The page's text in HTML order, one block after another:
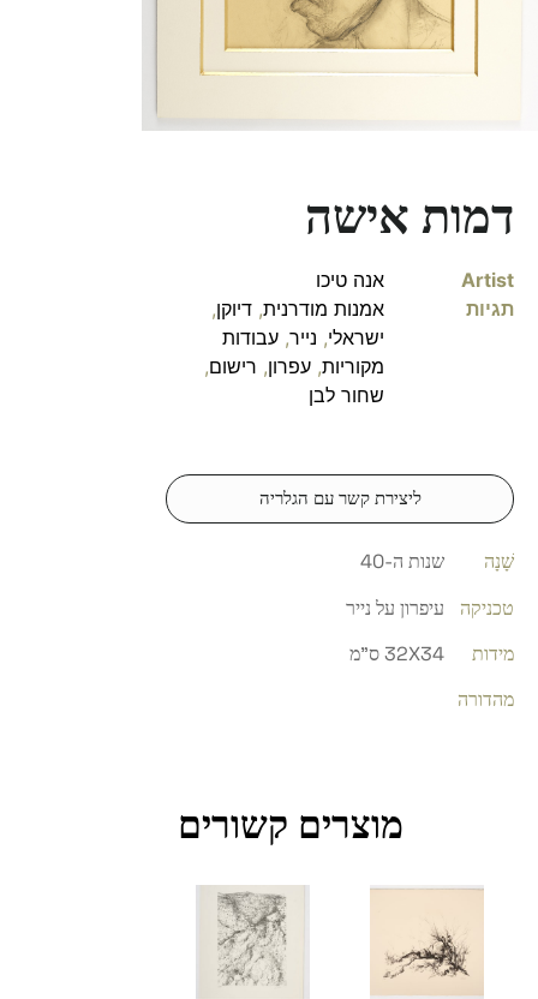
דמות אישה
Artist
אנה טיכו
תגיות
אמנות מודרנית, דיוקן,
ישראלי, נייר, עבודות
מקוריות, עפרון, רישום,
שחור לבן
ליצירת קשר עם הגלריה
שָׁנָה
שנות ה-40
טכניקה
עיפרון על נייר
מידות
32X34 ס"מ
מהדורה
מוצרים קשורים